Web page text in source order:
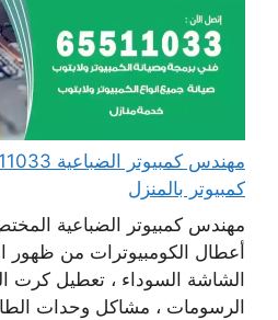
كمبيوتر بالمنزل
مهندس كمبيوتر الضباعية
أعطال الكومبيوترات من ظهور
الشاشة السوداء ، تعطيل كرت
الرسومات ، مشاكل وحدات